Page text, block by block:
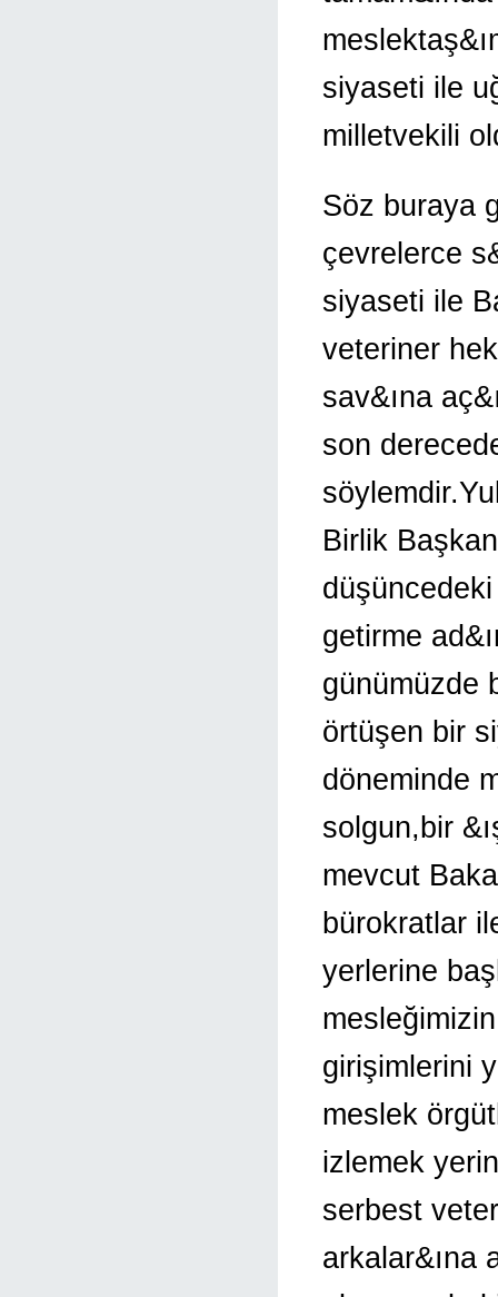
siyaseti ile
milletvekili
Söz buraya
çevrelerce
siyaseti ile
veteriner
sav&ına
son
Birlik
getirme
günümüzde
örtüşen bir
döneminde
solgun,bir
mevcut
bürokratlar
yerlerine
girişimlerini
meslek
izlemek
serbest
arkalar&ına